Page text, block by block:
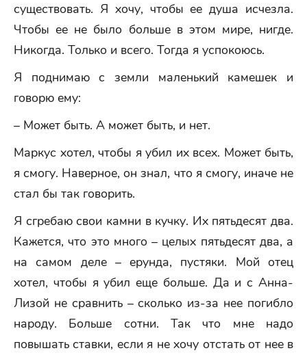
существовать. Я хочу, чтобы ее душа исчезла.
Чтобы ее не было больше в этом мире, нигде.
Никогда. Только и всего. Тогда я успокоюсь.
Я поднимаю с земли маленький камешек и
говорю ему:
– Может быть. А может быть, и нет.
Маркус хотел, чтобы я убил их всех. Может быть,
я смогу. Наверное, он знал, что я смогу, иначе не
стал бы так говорить.
Я сгребаю свои камни в кучку. Их пятьдесят два.
Кажется, что это много – целых пятьдесят два, а
на самом деле – ерунда, пустяки. Мой отец
хотел, чтобы я убил еще больше. Да и с Анна-
Лизой не сравнить – сколько из-за нее погибло
народу. Больше сотни. Так что мне надо
повышать ставки, если я не хочу отстать от нее в